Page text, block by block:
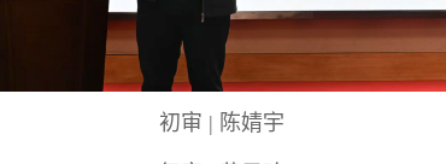
初审 | 陈婧宇